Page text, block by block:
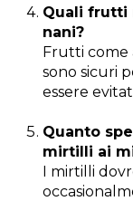
Quali frutti
nani?
Frutti come
sono sicuri
essere
Quanto
mirtilli ai
I mirtilli